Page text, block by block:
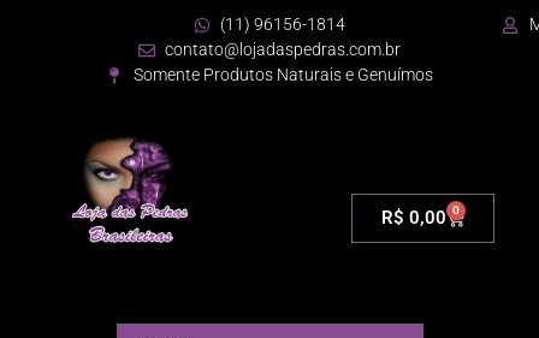
(11) 96156-1814
contato@lojadaspedras.com.br
Somente Produtos Naturais e Genuímos
R$ 0,00 0